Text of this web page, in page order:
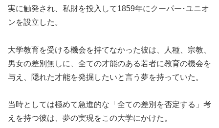
実に触発され、私財を投入して1859年にクーパー･ユニオ
ンを設立した。
大学教育を受ける機会を持てなかった彼は、人種、宗教、
男女の差別無しに、全ての才能のある若者に教育の機会を
与え、隠れた才能を発掘したいと言う夢を持っていた。
当時としては極めて急進的な「全ての差別を否定する」考
えを持つ彼は、夢の実現をこの大学にかけた。